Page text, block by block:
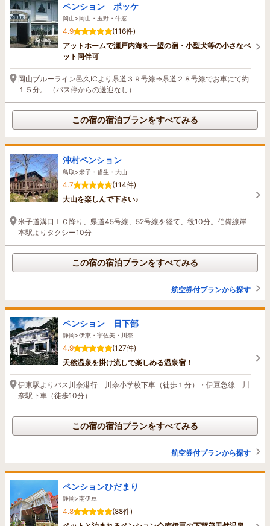
ペンション ポッケ
岡山>岡山・玉野・牛窓
4.9
(116件)
アットホームで瀬戸内海を一望の宿・小型犬等の小さなペ
ット同伴可
岡山ブルーライン邑久ICより県道３９号線⇒県道２８号線でお車にて約
１５分。 （バス停からの送迎なし）
この宿の宿泊プランをすべてみる
沖村ペンション
鳥取>米子・皆生・大山
4.7
(114件)
大山を楽しんで下さい♪
米子道溝口ＩＣ降り、県道45号線、52号線を経て、役10分。伯備線岸
本駅よりタクシー10分
この宿の宿泊プランをすべてみる
航空券付プランから探す
ペンション 日下部
静岡>伊東・宇佐美・川奈
4.9
(127件)
天然温泉を掛け流しで楽しめる温泉宿！
伊東駅よりバス川奈港行 川奈小学校下車（徒歩１分）・伊豆急線 川
奈駅下車（徒歩10分）
この宿の宿泊プランをすべてみる
航空券付プランから探す
ペンションひだまり
静岡>南伊豆
4.8
(88件)